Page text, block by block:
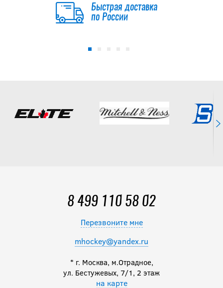
Быстрая доставка
по России
8 499 110 58 02
Перезвоните мне
mhockey@yandex.ru
* г. Москва, м.Отрадное,
ул. Бестужевых, 7/1, 2 этаж
на карте